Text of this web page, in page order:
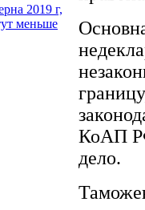
2019 г,
меньше
КоАП
дело.